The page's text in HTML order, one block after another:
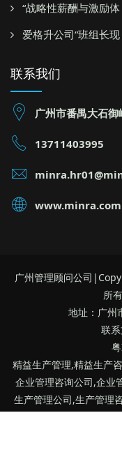
“战略性薪酬与激励体
爱格升公司“班组长现
联系我们
广州市番禺大石
13711403995
www.minra.com
广州管理顾问公司
所
地址：广州
联
精益生产管理,精益生产
企业管理咨询公司,企业
生产管理公司,生产管理